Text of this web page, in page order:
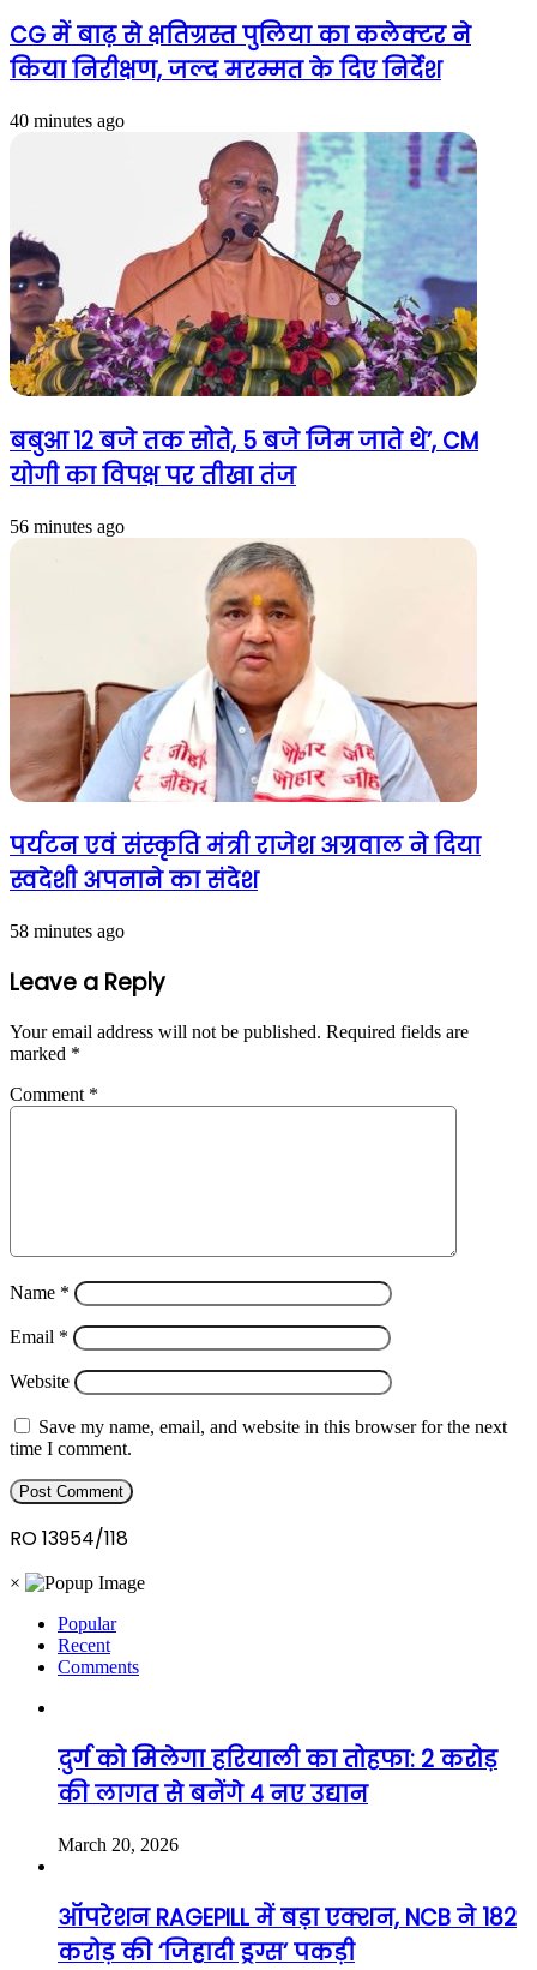
CG में बाढ़ से क्षतिग्रस्त पुलिया का कलेक्टर ने
किया निरीक्षण, जल्द मरम्मत के दिए निर्देश
40 minutes ago
बबुआ 12 बजे तक सोते, 5 बजे जिम जाते थे’, CM
योगी का विपक्ष पर तीखा तंज
56 minutes ago
पर्यटन एवं संस्कृति मंत्री राजेश अग्रवाल ने दिया
स्वदेशी अपनाने का संदेश
58 minutes ago
Leave a Reply
Your email address will not be published. Required fields are
marked *
Comment *
Name *
Email *
Website
Save my name, email, and website in this browser for the next
time I comment.
RO 13954/118
×
Popular
Recent
Comments
दुर्ग को मिलेगा हरियाली का तोहफा: 2 करोड़
की लागत से बनेंगे 4 नए उद्यान
March 20, 2026
ऑपरेशन RAGEPILL में बड़ा एक्शन, NCB ने 182
करोड़ की ‘जिहादी ड्रग्स’ पकड़ी